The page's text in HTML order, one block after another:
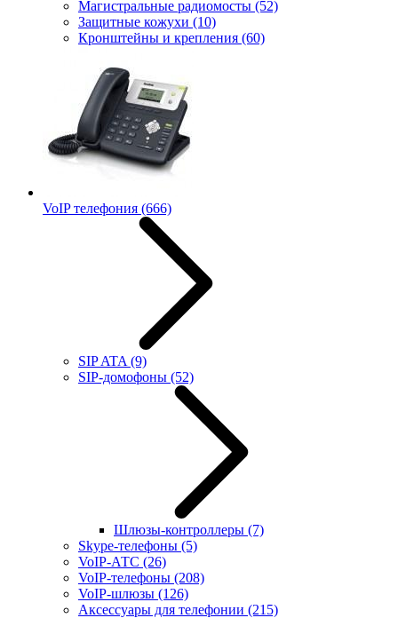
Магистральные радиомосты (52)
Защитные кожухи (10)
Кронштейны и крепления (60)
VoIP телефония (666)
SIP ATA (9)
SIP-домофоны (52)
Шлюзы-контроллеры (7)
Skype-телефоны (5)
VoIP-АТС (26)
VoIP-телефоны (208)
VoIP-шлюзы (126)
Аксессуары для телефонии (215)